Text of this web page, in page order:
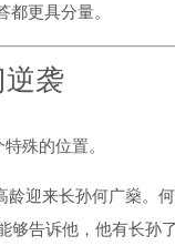
更具分量。
袭
殊的位置。
迎来长孙何广燊。
告诉他，他有长孙